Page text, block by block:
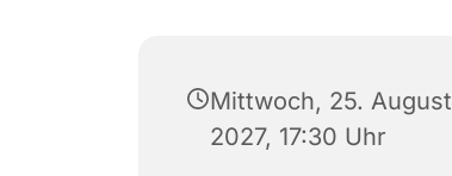
Mittwoch, 25. August
2027, 17:30 Uhr